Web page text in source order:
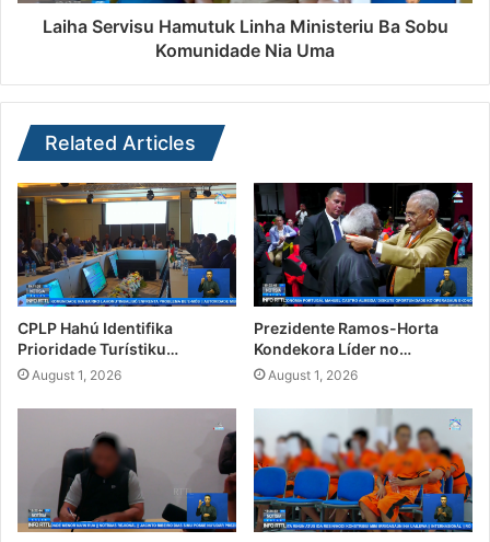
Laiha Servisu Hamutuk Linha Ministeriu Ba Sobu
Komunidade Nia Uma
Related Articles
CPLP Hahú Identifika
Prioridade Turístiku…
August 1, 2026
Prezidente Ramos-Horta
Kondekora Líder no…
August 1, 2026